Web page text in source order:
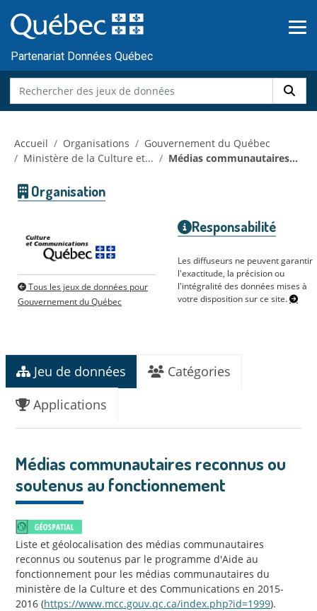
au
contenu
Partenariat Données Québec
Accueil Organisations
Gouvernement du Québec
Ministère de la Culture et...
Médias communautaires...
Organisation
Tous les jeux de données pour
Gouvernement du Québec
Responsabilité
Les diffuseurs ne peuvent garantir
l'exactitude, la précision ou
l'intégralité des données mises à
votre disposition sur ce site.
Jeu de données
Catégories
Applications
Médias communautaires reconnus ou
soutenus au fonctionnement
Liste et géolocalisation des médias communautaires
reconnus ou soutenus par le programme d'Aide au
fonctionnement pour les médias communautaires du
ministère de la Culture et des Communications en 2015-
2016 (https://www.mcc.gouv.qc.ca/index.php?id=1999).